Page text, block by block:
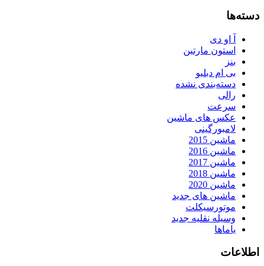
دسته‌ها
آ او دی
استون مارتین
بنز
بی ام دبلیو
دسته‌بندی نشده
رالی
سرعت
عکس های ماشین
لامبورگینی
ماشین 2015
ماشین 2016
ماشین 2017
ماشین 2018
ماشین 2020
ماشین های جدید
موتورسیکلت
وسیله نقلیه جدید
یاماها
اطلاعات